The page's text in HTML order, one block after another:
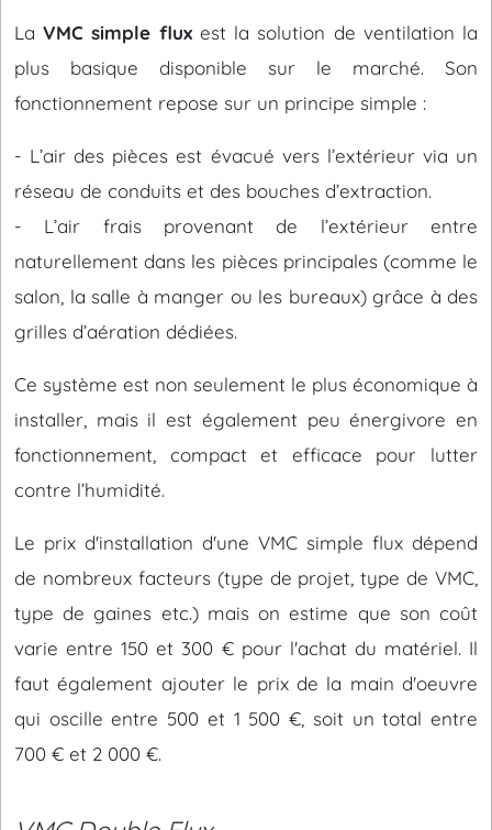
LaVMC simple fluxest la solution de ventilation la
plus basique disponible sur le marché. Son
fonctionnement repose sur un principe simple :
- L’air des pièces est évacué vers l’extérieur via un
réseau de conduits et des bouches d’extraction.
- L’air frais provenant de l’extérieur entre
naturellement dans les pièces principales (comme le
salon, la salle à manger ou les bureaux) grâce à des
grilles d’aération dédiées.
Ce système est non seulement le plus économique à
installer, mais il est également peu énergivore en
fonctionnement, compact et efficace pour lutter
contre l’humidité.
Le prix d'installation d'une VMC simple flux dépend
de nombreux facteurs (type de projet, type de VMC,
type de gaines etc.) mais on estime que son coût
varie entre 150 et 300 € pour l'achat du matériel. Il
faut également ajouter le prix de la main d'oeuvre
qui oscille entre 500 et 1 500 €, soit un total entre
700 € et 2 000 €.